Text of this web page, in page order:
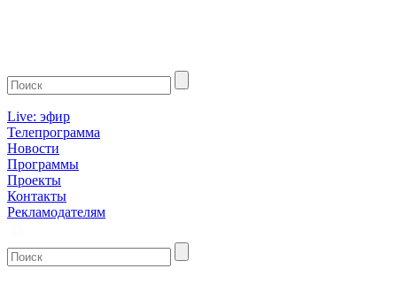
Live: эфир
Телепрограмма
Новости
Программы
Проекты
Контакты
Рекламодателям